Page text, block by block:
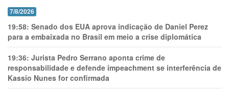
7/8/2026
19:58: Senado dos EUA aprova indicação de Daniel Perez
para a embaixada no Brasil em meio a crise diplomática
19:36: Jurista Pedro Serrano aponta crime de
responsabilidade e defende impeachment se interferência de
Kassio Nunes for confirmada